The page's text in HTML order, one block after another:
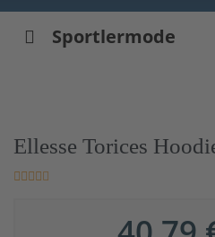
Sportlermode
Ellesse Torices